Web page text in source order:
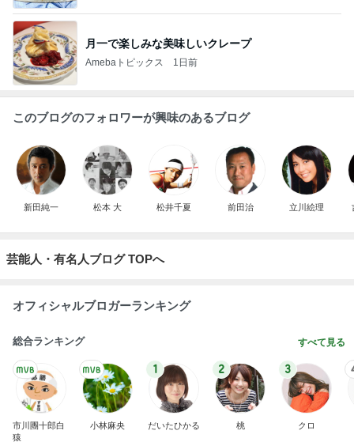
月一で楽しみな美味しいクレープ
Amebaトピックス 1日前
このブログのフォロワーが興味のあるブログ
新田純一 松本 大 松井千夏 前田治 立川絵理
芸能人・有名人ブログ TOPへ
オフィシャルブロガーランキング
総合ランキング すべて見る
市川團十郎白
猿
小林麻央
1
だいたひかる
2
桃
3
クロ